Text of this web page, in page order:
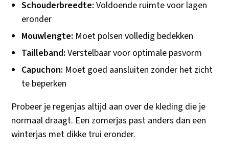
Schouderbreedte: Voldoende ruimte voor lagen
eronder
Mouwlengte: Moet polsen volledig bedekken
Tailleband: Verstelbaar voor optimale pasvorm
Capuchon: Moet goed aansluiten zonder het zicht
te beperken
Probeer je regenjas altijd aan over de kleding die je
normaal draagt. Een zomerjas past anders dan een
winterjas met dikke trui eronder.